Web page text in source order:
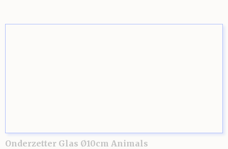
Onderzetter Glas Ø10cm Animals